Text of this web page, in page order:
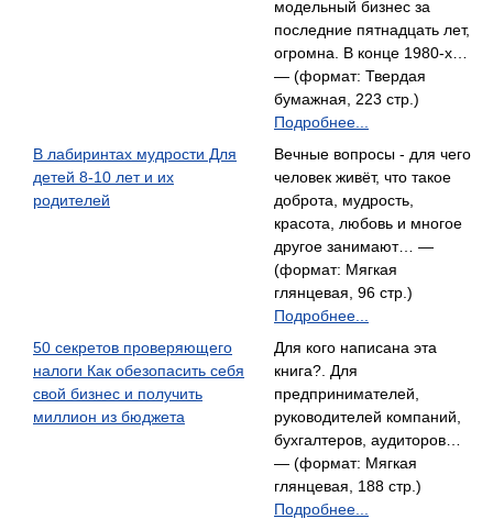
модельный бизнес за
последние пятнадцать лет,
огромна. В конце 1980-х…
— (формат: Твердая
бумажная, 223 стр.)
Подробнее...
В лабиринтах мудрости Для
детей 8-10 лет и их
родителей
Вечные вопросы - для чего
человек живёт, что такое
доброта, мудрость,
красота, любовь и многое
другое занимают… —
(формат: Мягкая
глянцевая, 96 стр.)
Подробнее...
50 секретов проверяющего
налоги Как обезопасить себя
свой бизнес и получить
миллион из бюджета
Для кого написана эта
книга?. Для
предпринимателей,
руководителей компаний,
бухгалтеров, аудиторов…
— (формат: Мягкая
глянцевая, 188 стр.)
Подробнее...